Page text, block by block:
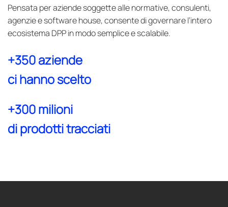
Pensata per aziende soggette alle normative, consulenti,
agenzie e software house, consente di governare l’intero
ecosistema DPP in modo semplice e scalabile.
+350 aziende
ci hanno scelto
+300 milioni
di prodotti tracciati